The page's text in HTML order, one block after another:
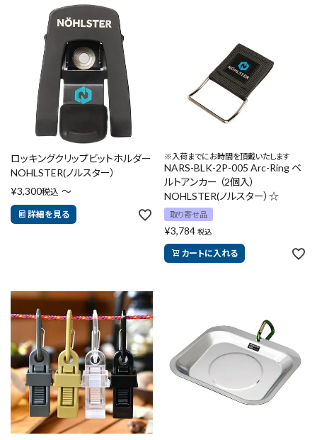
ロッキングクリップビットホルダー
NOHLSTER(ノルスター）
¥3,300税込 〜
詳細を見る
※入荷までにお時間を頂戴いたします
NARS-BLK-2P-005 Arc-Ring ベ
ルトアンカー （2個入）
NOHLSTER(ノルスター）☆
取り寄せ品
¥3,784 税込
カートに入れる